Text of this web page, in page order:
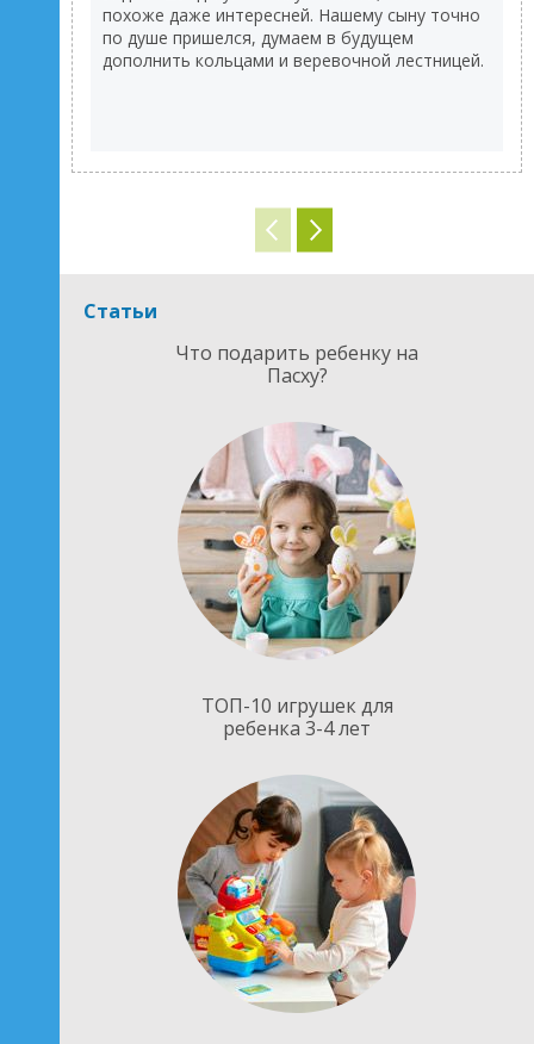
похоже даже интересней. Нашему сыну точно
по душе пришелся, думаем в будущем
дополнить кольцами и веревочной лестницей.
Статьи
Что подарить ребенку на
Пасху?
ТОП-10 игрушек для
ребенка 3-4 лет